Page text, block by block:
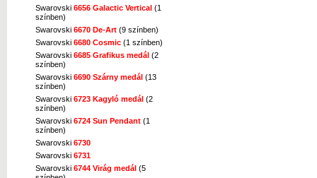
Swarovski 6656 Galactic Vertical (1
színben)
Swarovski 6670 De-Art (9 színben)
Swarovski 6680 Cosmic (1 színben)
Swarovski 6685 Grafikus medál (2
színben)
Swarovski 6690 Szárny medál (13
színben)
Swarovski 6723 Kagyló medál (2
színben)
Swarovski 6724 Sun Pendant (1
színben)
Swarovski 6730
Swarovski 6731
Swarovski 6744 Virág medál (5